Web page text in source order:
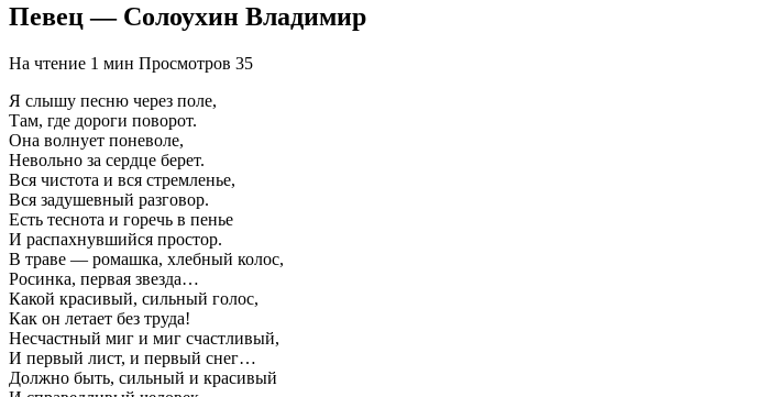
Певец — Солоухин Владимир
На чтение 1 мин Просмотров 35
Я слышу песню через поле,
Там, где дороги поворот.
Она волнует поневоле,
Невольно за сердце берет.
Вся чистота и вся стремленье,
Вся задушевный разговор.
Есть теснота и горечь в пенье
И распахнувшийся простор.
В траве — ромашка, хлебный колос,
Росинка, первая звезда…
Какой красивый, сильный голос,
Как он летает без труда!
Несчастный миг и миг счастливый,
И первый лист, и первый снег…
Должно быть, сильный и красивый